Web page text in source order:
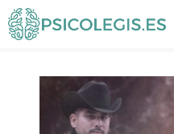
Saltar
al